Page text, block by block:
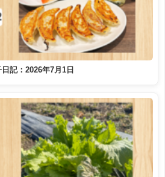
記：2026年7月1日